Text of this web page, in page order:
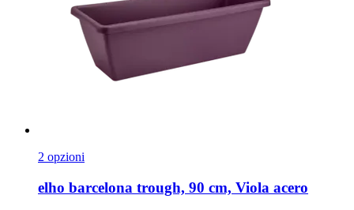
2 opzioni
elho barcelona trough, 90 cm, Viola acero